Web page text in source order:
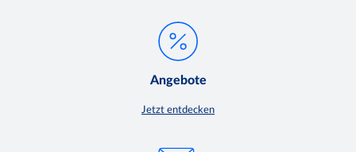
Angebote
Jetzt entdecken